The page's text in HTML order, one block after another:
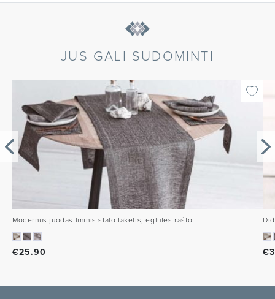
JUS GALI SUDOMINTI
Modernus juodas lininis stalo takelis, eglutės rašto
€25.90 €